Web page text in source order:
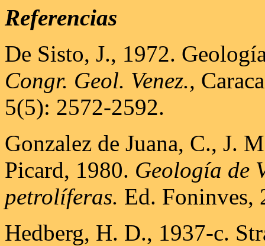
Referencias
De Sisto, J., 1972.
Congr. Geol. Venez.,
5(5): 2572-2592.
Gonzalez de Juana, C., J.
Picard, 1980. Geología de
petrolíferas. Ed. Foninves,
Hedberg, H. D., 1937-c.